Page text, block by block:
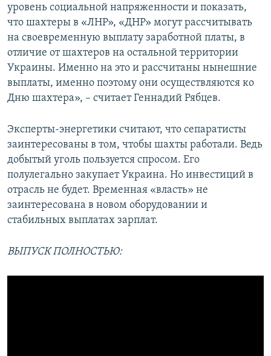
уровень социальной напряженности и показать,
что шахтеры в «ЛНР», «ДНР» могут рассчитывать
на своевременную выплату заработной платы, в
отличие от шахтеров на остальной территории
Украины. Именно на это и рассчитаны нынешние
выплаты, именно поэтому они осуществляются ко
Дню шахтера», – считает Геннадий Рябцев.
Эксперты-энергетики считают, что сепаратисты
заинтересованы в том, чтобы шахты работали. Ведь
добытый уголь пользуется спросом. Его
полулегально закупает Украина. Но инвестиций в
отрасль не будет. Временная «власть» не
заинтересована в новом оборудовании и
стабильных выплатах зарплат.
ВЫПУСК ПОЛНОСТЬЮ: